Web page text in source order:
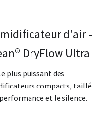
d'air -
DryFlow Ultra
plus puissant des
compacts, taillé
et le silence.